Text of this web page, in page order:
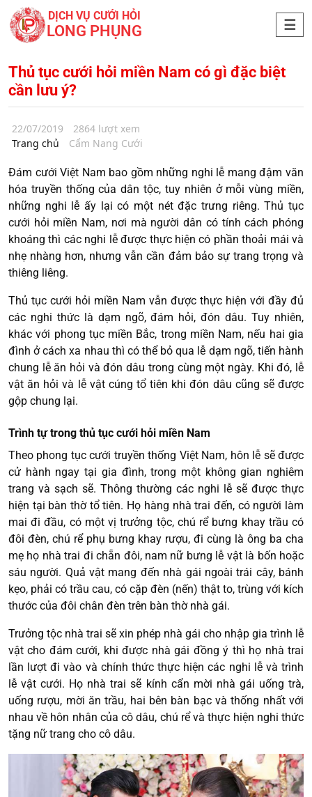
DỊCH VỤ CƯỚI HỎI
LONG PHỤNG
Thủ tục cưới hỏi miền Nam có gì đặc biệt
cần lưu ý?
22/07/2019
2864 lượt xem
Trang chủ
Cẩm Nang Cưới
Đám cưới Việt Nam bao gồm những nghi lễ mang đậm văn
hóa truyền thống của dân tộc, tuy nhiên ở mỗi vùng miền,
những nghi lễ ấy lại có một nét đặc trưng riêng. Thủ tục
cưới hỏi miền Nam, nơi mà người dân có tính cách phóng
khoáng thì các nghi lễ được thực hiện có phần thoải mái và
nhẹ nhàng hơn, nhưng vẫn cần đảm bảo sự trang trọng và
thiêng liêng.
Thủ tục cưới hỏi miền Nam vẫn được thực hiện với đầy đủ
các nghi thức là dạm ngõ, đám hỏi, đón dâu. Tuy nhiên,
khác với phong tục miền Bắc, trong miền Nam, nếu hai gia
đình ở cách xa nhau thì có thể bỏ qua lễ dạm ngõ, tiến hành
chung lễ ăn hỏi và đón dâu trong cùng một ngày. Khi đó, lễ
vật ăn hỏi và lễ vật cúng tổ tiên khi đón dâu cũng sẽ được
gộp chung lại.
Trình tự trong thủ tục cưới hỏi miền Nam
Theo phong tục cưới truyền thống Việt Nam, hôn lễ sẽ được
cử hành ngay tại gia đình, trong một không gian nghiêm
trang và sạch sẽ. Thông thường các nghi lễ sẽ được thực
hiện tại bàn thờ tổ tiên. Họ hàng nhà trai đến, có người làm
mai đi đầu, có một vị trưởng tộc, chú rể bưng khay trầu có
đôi đèn, chú rể phụ bưng khay rượu, đi cùng là ông ba cha
mẹ họ nhà trai đi chẵn đôi, nam nữ bưng lễ vật là bốn hoặc
sáu người. Quả vật mang đến nhà gái ngoài trái cây, bánh
kẹo, phải có trầu cau, có cặp đèn (nến) thật to, trùng với kích
thước của đôi chân đèn trên bàn thờ nhà gái.
Trưởng tộc nhà trai sẽ xin phép nhà gái cho nhập gia trình lễ
vật cho đám cưới, khi được nhà gái đồng ý thì họ nhà trai
lần lượt đi vào và chính thức thực hiện các nghi lễ và trình
lễ vật cưới. Họ nhà trai sẽ kính cẩn mời nhà gái uống trà,
uống rượu, mời ăn trầu, hai bên bàn bạc và thống nhất với
nhau về hôn nhân của cô dâu, chú rể và thực hiện nghi thức
tặng nữ trang cho cô dâu.